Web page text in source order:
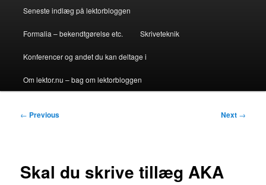
Seneste indlæg på lektorbloggen
Formalia – bekendtgørelse etc. Skriveteknik
Konferencer og andet du kan deltage i
Om lektor.nu – bag om lektorbloggen
Post
← Previous Next →
Skal du skrive tillæg AKA